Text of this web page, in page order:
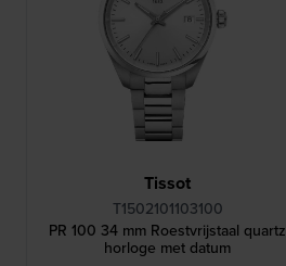
Tissot
T1502101103100
PR 100 34 mm Roestvrijstaal quartz
horloge met datum